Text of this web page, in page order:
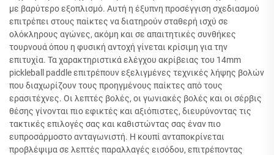
με βαρύτερο εξοπλισμό. Αυτή η έξυπνη προσέγγιση σχεδιασμού
επιτρέπει στους παίκτες να διατηρούν σταθερή ισχύ σε
ολόκληρους αγώνες, ακόμη και σε απαιτητικές συνθήκες
τουρνουά όπου η φυσική αντοχή γίνεται κρίσιμη για την
επιτυχία. Τα χαρακτηριστικά ελέγχου ακρίβειας του 14mm
pickleball paddle επιτρέπουν εξελιγμένες τεχνικές λήψης βολών
που διαχωρίζουν τους προηγμένους παίκτες από τους
ερασιτέχνες. Οι λεπτές βολές, οι γωνιακές βολές και οι σέρβις
θέσης γίνονται πιο εφικτές και αξιόπιστες, διευρύνοντας τις
τακτικές επιλογές σας και καθιστώντας σας έναν πιο
ευπροσάρμοστο ανταγωνιστή. Η κουπί ανταποκρίνεται
προβλέψιμα σε λεπτές παραλλαγές εισόδου, επιτρέποντας